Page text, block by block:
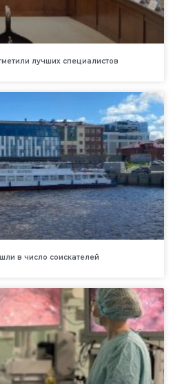
лучших специалистов
в число соискателей